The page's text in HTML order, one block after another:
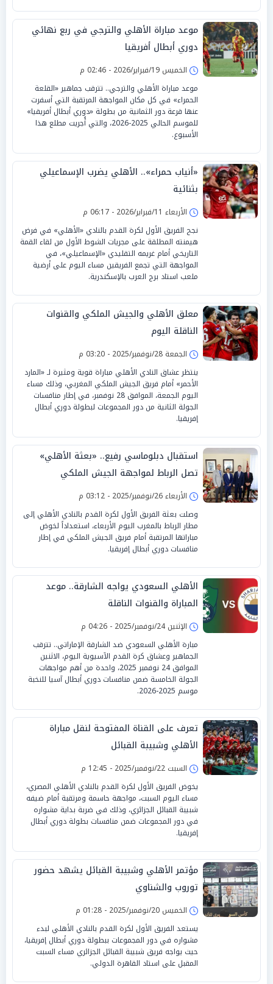
موعد مباراة الأهلي والترجي في ربع نهائي
دوري أبطال أفريقيا
الخميس 19/فبراير/2026 - 02:46 م
موعد مباراة الأهلي والترجي.. تترقب جماهير «القلعة
الحمراء» في كل مكان المواجهة المرتقبة التي أسفرت
عنها قرعة دور الثمانية من بطولة «دوري أبطال أفريقيا»
للموسم الحالي 2025-2026، والتي أُجريت مطلع هذا
الأسبوع.
«أنياب حمراء».. الأهلي يضرب الإسماعيلي
بثنائية
الأربعاء 11/فبراير/2026 - 06:17 م
نجح الفريق الأول لكرة القدم بالنادي «الأهلي» في فرض
هيمنته المطلقة على مجريات الشوط الأول من لقاء القمة
التاريخي أمام غريمه التقليدي «الإسماعيلي»، في
المواجهة التي تجمع الفريقين مساء اليوم على أرضية
ملعب استاد برج العرب بالإسكندرية.
معلق الأهلي والجيش الملكي والقنوات
الناقلة اليوم
الجمعة 28/نوفمبر/2025 - 03:20 م
ينتظر عشاق النادي الأهلي مباراة قوية ومثيرة لـ «المارد
الأحمر» أمام فريق الجيش الملكي المغربي، وذلك مساء
اليوم الجمعة، الموافق 28 نوفمبر، في إطار منافسات
الجولة الثانية من دور المجموعات لبطولة دوري أبطال
إفريقيا.
استقبال دبلوماسي رفيع.. «بعثة الأهلي»
تصل الرباط لمواجهة الجيش الملكي
الأربعاء 26/نوفمبر/2025 - 03:12 م
وصلت بعثة الفريق الأول لكرة القدم بالنادي الأهلي إلى
مطار الرباط بالمغرب اليوم الأربعاء، استعداداً لخوض
مباراتها المرتقبة أمام فريق الجيش الملكي في إطار
منافسات دوري أبطال إفريقيا.
الأهلي السعودي يواجه الشارقة.. موعد
المباراة والقنوات الناقلة
الإثنين 24/نوفمبر/2025 - 04:26 م
مبارة الأهلي السعودي ضد الشارقة الإماراتي.. تترقب
الجماهير وعشاق كرة القدم الآسيوية اليوم، الاثنين
الموافق 24 نوفمبر 2025، واحدة من أهم مواجهات
الجولة الخامسة ضمن منافسات دوري أبطال آسيا للنخبة
موسم 2025-2026.
تعرف على القناة المفتوحة لنقل مباراة
الأهلي وشبيبة القبائل
السبت 22/نوفمبر/2025 - 12:45 م
يخوض الفريق الأول لكرة القدم بالنادي الأهلي المصري،
مساء اليوم السبت، مواجهة حاسمة ومرتقبة أمام ضيفه
شبيبة القبائل الجزائري، وذلك في ضربة بداية مشواره
في دور المجموعات ضمن منافسات بطولة دوري أبطال
إفريقيا.
مؤتمر الأهلي وشبيبة القبائل يشهد حضور
توروب والشناوي
الخميس 20/نوفمبر/2025 - 01:28 م
يستعد الفريق الأول لكرة القدم بالنادي الأهلي لبدء
مشواره في دور المجموعات ببطولة دوري أبطال إفريقيا،
حيث يواجه فريق شبيبة القبائل الجزائري مساء السبت
المقبل على استاد القاهرة الدولي.